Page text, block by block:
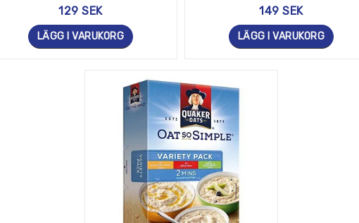
129 SEK
LÄGG I VARUKORG
149 SEK
LÄGG I VARUKORG